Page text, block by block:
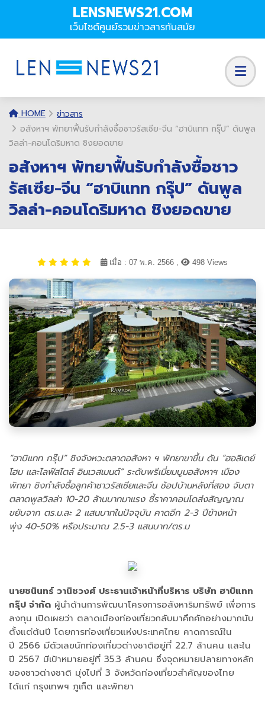
LENSNEWS21.COM
เว็บไซต์ศูนย์รวมข่าวสารทันสมัย
HOME
ข่าวสาร
อสังหาฯ พัทยาฟื้นรับกำลังซื้อชาวรัสเซีย-จีน “ฮาบิแทท กรุ๊ป” ดันพูล
วิลล่า-คอนโดริมหาด ชิงยอดขาย
อสังหาฯ พัทยาฟื้นรับกำลังซื้อชาว
รัสเซีย-จีน “ฮาบิแทท กรุ๊ป” ดันพูล
วิลล่า-คอนโดริมหาด ชิงยอดขาย
เมื่อ : 07 พ.ค. 2566 , 498 Views
“ฮาบิแทท กรุ๊ป” ชิงจังหวะตลาดอสังหา ฯ พัทยาขาขึ้น ดัน “ฮอลิเดย์
โฮม และไลฟ์สไตล์ อินเวสเมนต์” ระดับพรีเมี่ยมบูมอสังหาฯ เมือง
พัทยา ชิงกำลังซื้อลูกค้าชาวรัสเซียและจีน ช้อปบ้านหลังที่สอง จับตา
ตลาดพูลวิลล่า 10-20 ล้านบาทมาแรง ชี้ราคาคอนโดส่งสัญญาณ
ขยับจาก ตร.ม.ละ 2 แสนบาทในปัจจุบัน คาดอีก 2-3 ปีข้างหน้า
พุ่ง 40-50% หรือประมาณ 2.5-3 แสนบาท/ตร.ม
นายชนินทร์ วานิชวงศ์ ประธานเจ้าหน้าที่บริหาร บริษัท ฮาบิแทท
กรุ๊ป จำกัด ผู้นำด้านการพัฒนาโครงการอสังหาริมทรัพย์ เพื่อการ
ลงทุน เปิดเผยว่า ตลาดเมืองท่องเที่ยวกลับมาคึกคักอย่างมากนับ
ตั้งแต่ต้นปี โดยการท่องเที่ยวแห่งประเทศไทย คาดการณ์ใน
ปี 2566 มีตัวเลขนักท่องเที่ยวต่างชาติอยู่ที่ 22.7 ล้านคน และใน
ปี 2567 มีเป้าหมายอยู่ที่ 35.3 ล้านคน ซึ่งจุดหมายปลายทางหลัก
ของชาวต่างชาติ มุ่งไปที่ 3 จังหวัดท่องเที่ยวสำคัญของไทย
ได้แก่ กรุงเทพฯ ภูเก็ต และพัทยา